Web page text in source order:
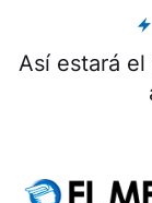
Así estará